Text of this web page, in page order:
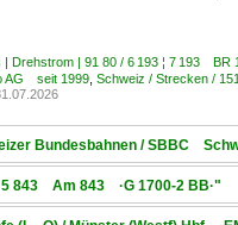
| Drehstrom | 91 80 / 6 193 ¦ 7 193
AG seit 1999 Schweiz / Strecken /
Bundesbahnen / SBBC
843 Am 843 ·G 1700-2 BB·"